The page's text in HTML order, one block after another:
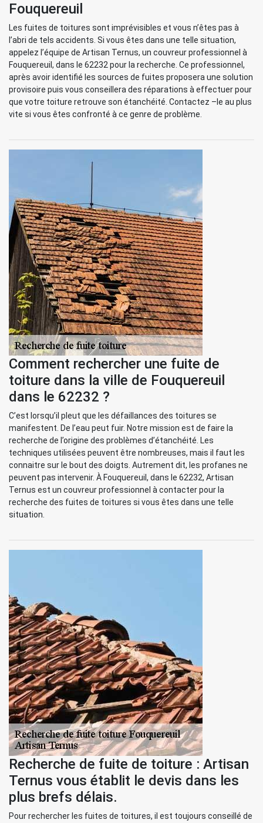
Fouquereuil
Les fuites de toitures sont imprévisibles et vous n’êtes pas à
l’abri de tels accidents. Si vous êtes dans une telle situation,
appelez l’équipe de Artisan Ternus, un couvreur professionnel à
Fouquereuil, dans le 62232 pour la recherche. Ce professionnel,
après avoir identifié les sources de fuites proposera une solution
provisoire puis vous conseillera des réparations à effectuer pour
que votre toiture retrouve son étanchéité. Contactez –le au plus
vite si vous êtes confronté à ce genre de problème.
Comment rechercher une fuite de
toiture dans la ville de Fouquereuil
dans le 62232 ?
C’est lorsqu’il pleut que les défaillances des toitures se
manifestent. De l’eau peut fuir. Notre mission est de faire la
recherche de l’origine des problèmes d’étanchéité. Les
techniques utilisées peuvent être nombreuses, mais il faut les
connaitre sur le bout des doigts. Autrement dit, les profanes ne
peuvent pas intervenir. À Fouquereuil, dans le 62232, Artisan
Ternus est un couvreur professionnel à contacter pour la
recherche des fuites de toitures si vous êtes dans une telle
situation.
Recherche de fuite de toiture : Artisan
Ternus vous établit le devis dans les
plus brefs délais.
Pour rechercher les fuites de toitures, il est toujours conseillé de